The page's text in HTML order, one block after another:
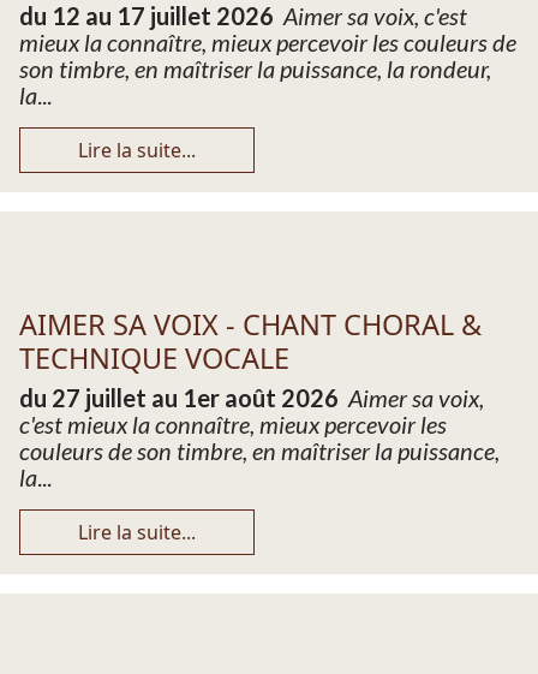
du 12 au 17 juillet 2026 Aimer sa voix, c'est
mieux la connaître, mieux percevoir les couleurs de
son timbre, en maîtriser la puissance, la rondeur,
la...
Lire la suite...
AIMER SA VOIX - CHANT CHORAL &
TECHNIQUE VOCALE
du 27 juillet au 1er août 2026 Aimer sa voix,
c'est mieux la connaître, mieux percevoir les
couleurs de son timbre, en maîtriser la puissance,
la...
Lire la suite...